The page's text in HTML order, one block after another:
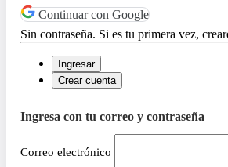
Continuar con Google
Sin contraseña. Si es tu primera vez,
Ingresar
Crear cuenta
Ingresa con tu correo y contraseña
Correo electrónico